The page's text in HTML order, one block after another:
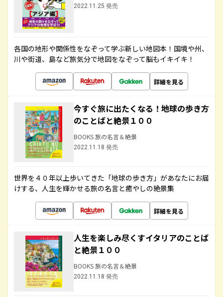
2022.11.25 発売
各国の地形や関係性をなぞって学ぶ新しい地図本！国境や州、
川や街道、島など旅気分で地図をなぞって脳もイキイキ！
詳細を見る
今すぐ旅に出たくなる！地球の歩き方
のことばと絶景１００
BOOKS 旅の名言＆絶景
2022.11.18 発売
世界を４０年以上歩いてきた「地球の歩き方」があなたにお届
けする、人生を輝かせる旅の名言と癒やしの絶景集
詳細を見る
人生を楽しみ尽くすイタリアのことば
と絶景１００
BOOKS 旅の名言＆絶景
2022.11.18 発売